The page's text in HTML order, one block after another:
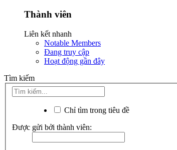
Thành viên
Liên kết nhanh
Notable Members
Đang truy cập
Hoạt động gần đây
Tìm kiếm
Chỉ tìm trong tiêu đề
Được gửi bởi thành viên: